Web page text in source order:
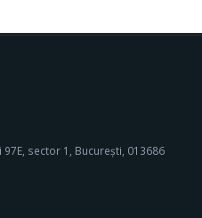
sector 1, București, 013686